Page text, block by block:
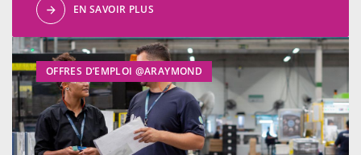
EN SAVOIR PLUS
OFFRES D’EMPLOI @ARAYMOND